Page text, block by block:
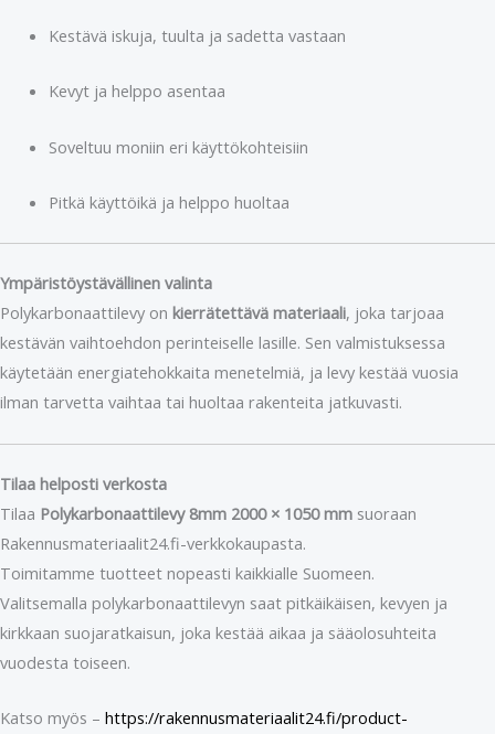
Kestävä iskuja, tuulta ja sadetta vastaan
Kevyt ja helppo asentaa
Soveltuu moniin eri käyttökohteisiin
Pitkä käyttöikä ja helppo huoltaa
Ympäristöystävällinen valinta
Polykarbonaattilevy on kierrätettävä materiaali, joka tarjoaa
kestävän vaihtoehdon perinteiselle lasille. Sen valmistuksessa
käytetään energiatehokkaita menetelmiä, ja levy kestää vuosia
ilman tarvetta vaihtaa tai huoltaa rakenteita jatkuvasti.
Tilaa helposti verkosta
Tilaa Polykarbonaattilevy 8mm 2000 × 1050 mm suoraan
Rakennusmateriaalit24.fi-verkkokaupasta.
Toimitamme tuotteet nopeasti kaikkialle Suomeen.
Valitsemalla polykarbonaattilevyn saat pitkäikäisen, kevyen ja
kirkkaan suojaratkaisun, joka kestää aikaa ja sääolosuhteita
vuodesta toiseen.
Katso myös – https://rakennusmateriaalit24.fi/product-